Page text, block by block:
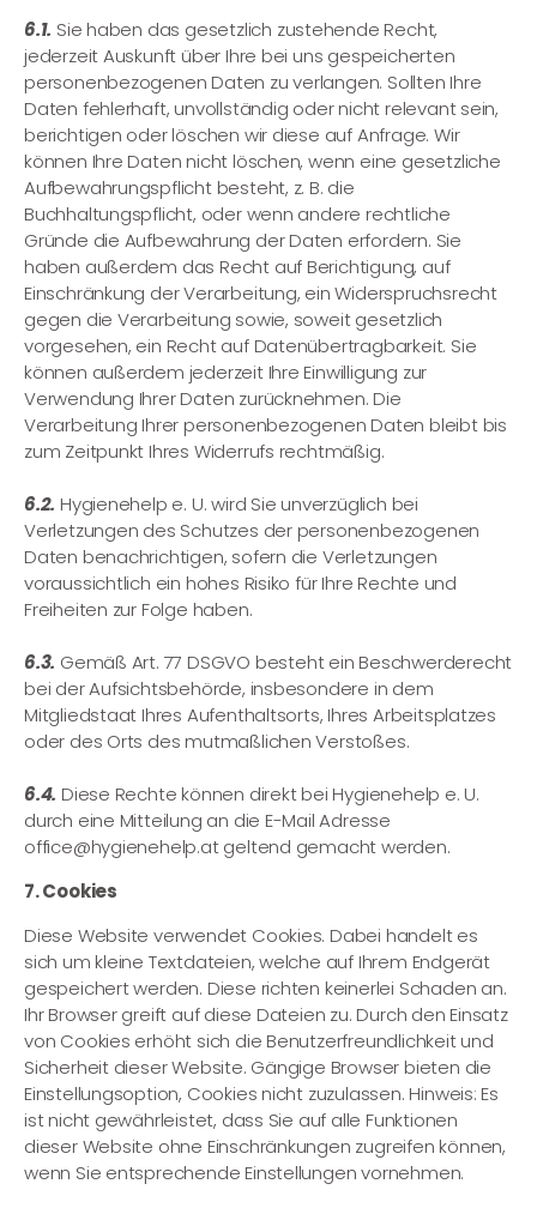
6.1. Sie haben das gesetzlich zustehende Recht,
jederzeit Auskunft über Ihre bei uns gespeicherten
personenbezogenen Daten zu verlangen. Sollten Ihre
Daten fehlerhaft, unvollständig oder nicht relevant sein,
berichtigen oder löschen wir diese auf Anfrage. Wir
können Ihre Daten nicht löschen, wenn eine gesetzliche
Aufbewahrungspflicht besteht, z. B. die
Buchhaltungspflicht, oder wenn andere rechtliche
Gründe die Aufbewahrung der Daten erfordern. Sie
haben außerdem das Recht auf Berichtigung, auf
Einschränkung der Verarbeitung, ein Widerspruchsrecht
gegen die Verarbeitung sowie, soweit gesetzlich
vorgesehen, ein Recht auf Datenübertragbarkeit. Sie
können außerdem jederzeit Ihre Einwilligung zur
Verwendung Ihrer Daten zurücknehmen. Die
Verarbeitung Ihrer personenbezogenen Daten bleibt bis
zum Zeitpunkt Ihres Widerrufs rechtmäßig.
6.2. Hygienehelp e. U. wird Sie unverzüglich bei
Verletzungen des Schutzes der personenbezogenen
Daten benachrichtigen, sofern die Verletzungen
voraussichtlich ein hohes Risiko für Ihre Rechte und
Freiheiten zur Folge haben.
6.3. Gemäß Art. 77 DSGVO besteht ein Beschwerderecht
bei der Aufsichtsbehörde, insbesondere in dem
Mitgliedstaat Ihres Aufenthaltsorts, Ihres Arbeitsplatzes
oder des Orts des mutmaßlichen Verstoßes.
6.4. Diese Rechte können direkt bei Hygienehelp e. U.
durch eine Mitteilung an die E-Mail Adresse
office@hygienehelp.at geltend gemacht werden.
7. Cookies
Diese Website verwendet Cookies. Dabei handelt es
sich um kleine Textdateien, welche auf Ihrem Endgerät
gespeichert werden. Diese richten keinerlei Schaden an.
Ihr Browser greift auf diese Dateien zu. Durch den Einsatz
von Cookies erhöht sich die Benutzerfreundlichkeit und
Sicherheit dieser Website. Gängige Browser bieten die
Einstellungsoption, Cookies nicht zuzulassen. Hinweis: Es
ist nicht gewährleistet, dass Sie auf alle Funktionen
dieser Website ohne Einschränkungen zugreifen können,
wenn Sie entsprechende Einstellungen vornehmen.